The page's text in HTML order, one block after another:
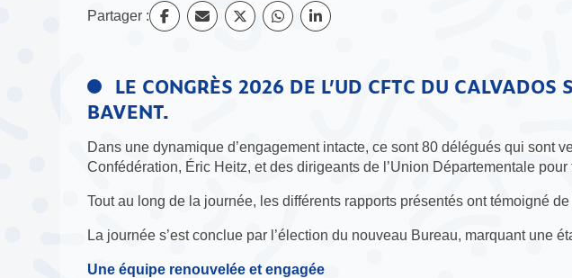
Partager :
LE CONGRÈS 2026 DE L’UD CFTC DU CALVADOS
BAVENT.
Dans une dynamique d’engagement intacte, ce sont 80 délégués qui sont
Confédération, Éric Heitz, et des dirigeants de l’Union Départementale
Tout au long de la journée, les différents rapports présentés ont témoigné
La journée s’est conclue par l’élection du nouveau Bureau, marquant une
Une équipe renouvelée et engagée